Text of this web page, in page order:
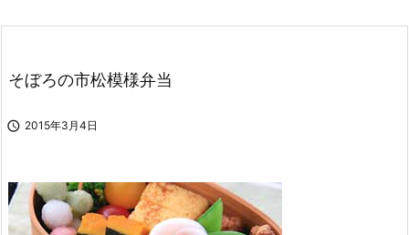

そぼろの市松模様弁当
 2015年3月4日